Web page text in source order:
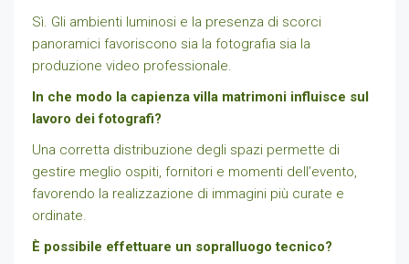
Sì. Gli ambienti luminosi e la presenza di scorci
panoramici favoriscono sia la fotografia sia la
produzione video professionale.
In che modo la capienza villa matrimoni influisce sul
lavoro dei fotografi?
Una corretta distribuzione degli spazi permette di
gestire meglio ospiti, fornitori e momenti dell’evento,
favorendo la realizzazione di immagini più curate e
ordinate.
È possibile effettuare un sopralluogo tecnico?